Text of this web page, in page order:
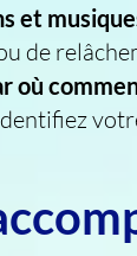
et
de
où